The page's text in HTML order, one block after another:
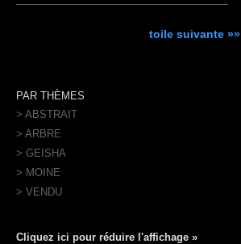
toile suivante »»
PAR THÈMES
> ABSTRAIT
> ARBRE
> GEISHA
> MOINE
> VENDU
Cliquez ici pour réduire l'affichage »